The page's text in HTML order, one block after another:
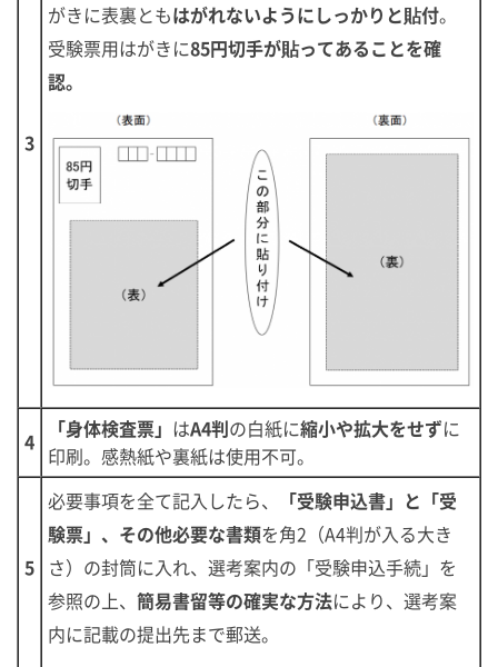
3
がきに表裏ともはがれないようにしっかりと貼付。
受験票用はがきに85円切手が貼ってあることを確
認。
4 「身体検査票」 はA4判の白紙に縮小や拡大をせずに
印刷。感熱紙や裏紙は使用不可。
5
必要事項を全て記入したら、
「受験申込書」と「受
験票」、その他必要な書類を角2（A4判が入る大き
さ）の封筒に入れ、選考案内の「受験申込手続」を
参照の上、 簡易書留等の確実な方法により、選考案
内に記載の提出先まで郵送。